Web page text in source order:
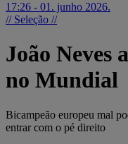
17:26 - 01. junho 2026.
// Seleção //
João Neves
no Mundial
Bicampeão europeu mal
entrar com o pé direito